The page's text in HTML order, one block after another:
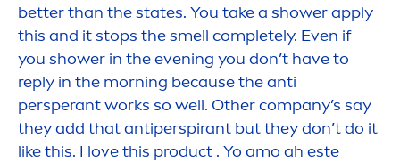
betterthan the states. You take a shower apply
this and it stops the smell completely. Even if
you shower in the evening you don’t have to
reply in the morning because the anti
persperant works so well. Other company’s say
they add that antiperspirant but they don’t do it
like this. I love this product . Yo amo ah este